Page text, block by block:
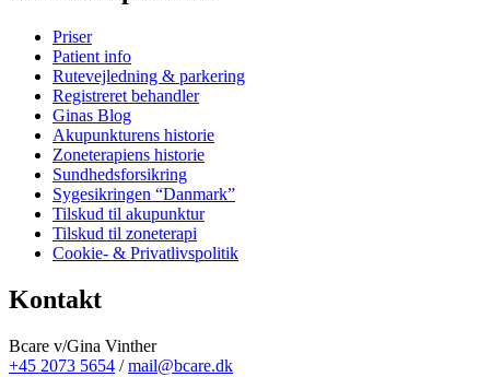
Priser
Patient info
Rutevejledning & parkering
Registreret behandler
Ginas Blog
Akupunkturens historie
Zoneterapiens historie
Sundhedsforsikring
Sygesikringen “Danmark”
Tilskud til akupunktur
Tilskud til zoneterapi
Cookie- & Privatlivspolitik
Kontakt
Bcare v/Gina Vinther
+45 2073 5654 /mail@bcare.dk